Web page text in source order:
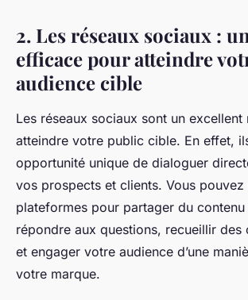
2. Les réseaux sociaux :
efficace pour atteindre
audience cible
Les réseaux sociaux sont un
atteindre votre public cible. En effet,
opportunité unique de dialoguer
vos prospects et clients. Vous pouvez
plateformes pour partager du contenu
répondre aux questions, recueillir des
et engager votre audience d’une
votre marque.